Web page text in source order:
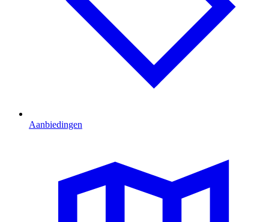
Aanbiedingen